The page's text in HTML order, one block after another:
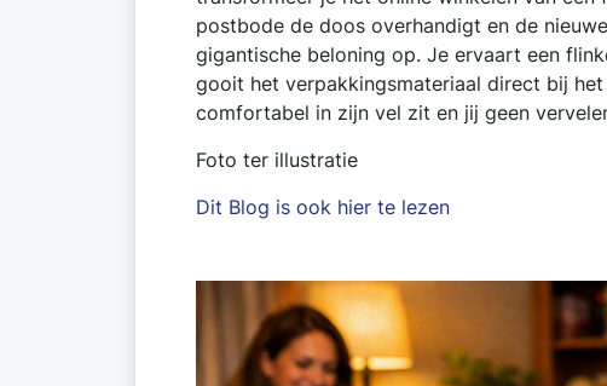
postbode de doos overhandigt en de
gigantische beloning op. Je ervaart een
gooit het verpakkingsmateriaal direct bij
comfortabel in zijn vel zit en jij geen
Foto ter illustratie
Dit Blog is ook hier te lezen